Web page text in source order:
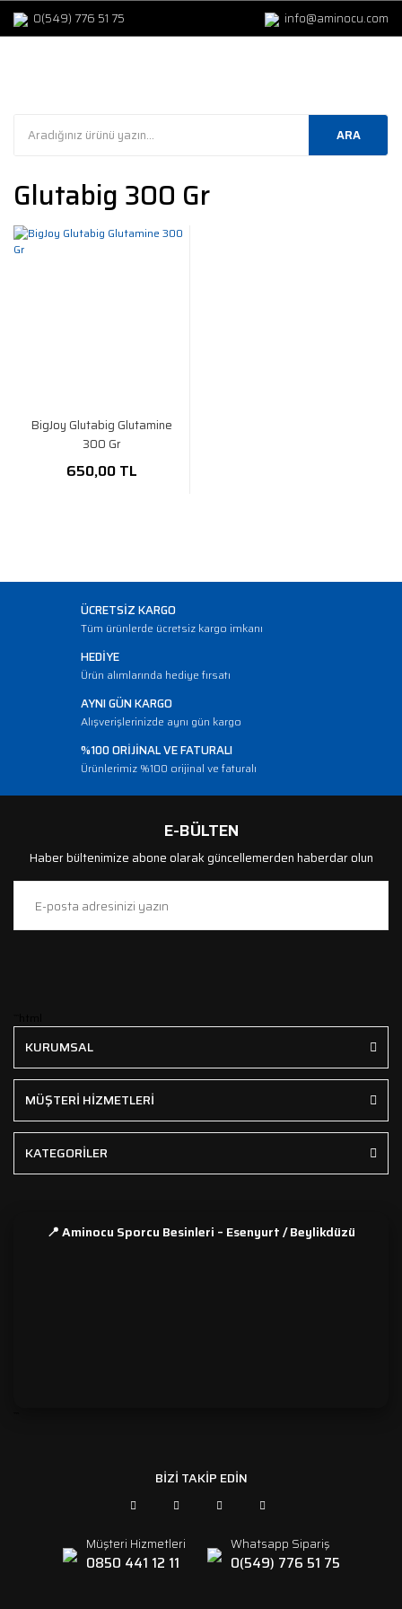
0(549) 776 51 75 info@aminocu.com
ARA
Glutabig 300 Gr
BigJoy Glutabig Glutamine
300 Gr
650,00 TL
ÜCRETSİZ KARGO
Tüm ürünlerde ücretsiz kargo imkanı
HEDİYE
Ürün alımlarında hediye fırsatı
AYNI GÜN KARGO
Alışverişlerinizde aynı gün kargo
%100 ORİJİNAL VE FATURALI
Ürünlerimiz %100 orijinal ve faturalı
E-BÜLTEN
Haber bültenimize abone olarak güncellemerden haberdar olun
KURUMSAL
MÜŞTERİ HİZMETLERİ
KATEGORİLER
📍 Aminocu Sporcu Besinleri – Esenyurt / Beylikdüzü
BİZİ TAKİP EDİN
Müşteri Hizmetleri
0850 441 12 11
Whatsapp Sipariş
0(549) 776 51 75